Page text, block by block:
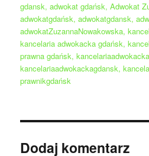
gdansk,adwokat gdańsk,Adwokat
adwokatgdańsk,adwokatgdansk,
adwokatZuzannaNowakowska,
kancelaria adwokacka gdańsk,
prawna gdańsk,
kancelariaadwokackagdansk,
prawnikgdańsk
Dodaj komentarz